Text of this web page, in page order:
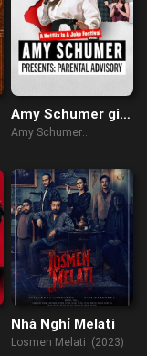
Amy Schumer giới
thiệu: Lời khuyên
Amy Schumer
Advisory (2022)
Nhà Nghỉ Melati
Losmen Melati (2023)